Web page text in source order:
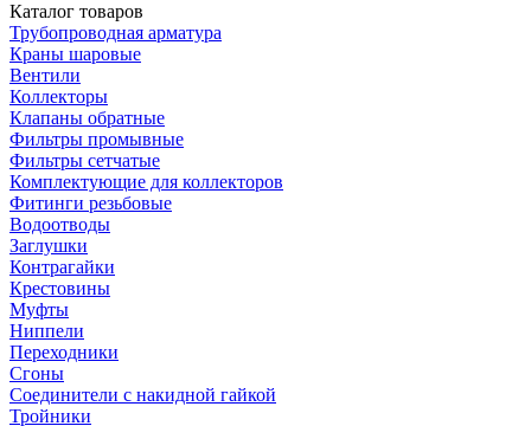
Каталог товаров
Трубопроводная арматура
Краны шаровые
Вентили
Коллекторы
Клапаны обратные
Фильтры промывные
Фильтры сетчатые
Комплектующие для коллекторов
Фитинги резьбовые
Водоотводы
Заглушки
Контрагайки
Крестовины
Муфты
Ниппели
Переходники
Сгоны
Соединители с накидной гайкой
Тройники